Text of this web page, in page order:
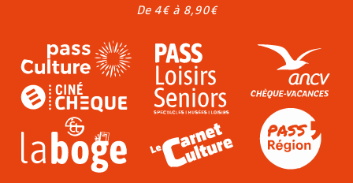
De 4€ à 8,90€